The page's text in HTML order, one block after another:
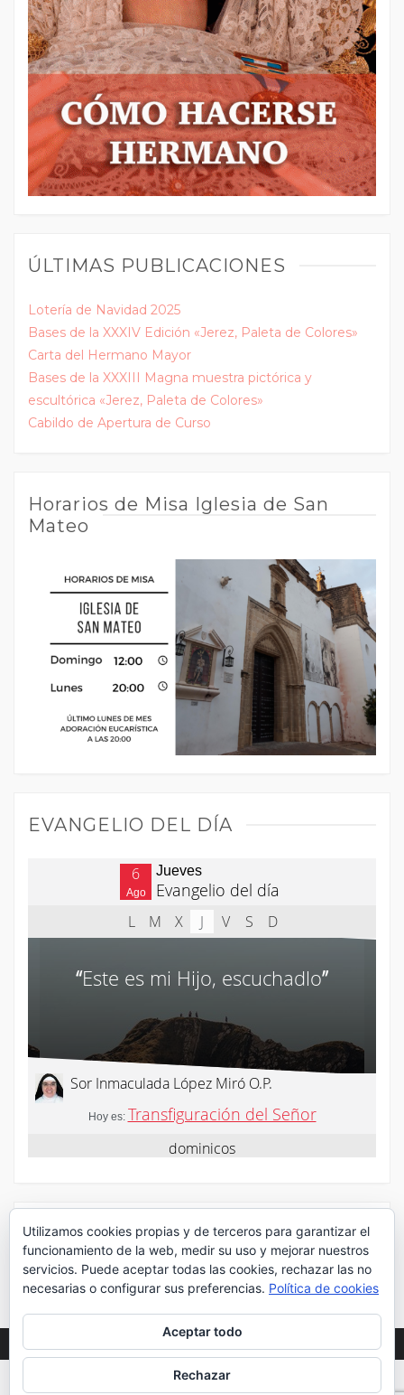
ÚLTIMAS PUBLICACIONES
Lotería de Navidad 2025
Bases de la XXXIV Edición «Jerez, Paleta de Colores»
Carta del Hermano Mayor
Bases de la XXXIII Magna muestra pictórica y
escultórica «Jerez, Paleta de Colores»
Cabildo de Apertura de Curso
Horarios de Misa Iglesia de San
Mateo
EVANGELIO DEL DÍA
¡Síguenos en Twitter!
Mis tuits
Utilizamos cookies propias y de terceros para garantizar el
funcionamiento de la web, medir su uso y mejorar nuestros
servicios. Puede aceptar todas las cookies, rechazar las no
necesarias o configurar sus preferencias. Política de cookies
Aceptar todo
Rechazar